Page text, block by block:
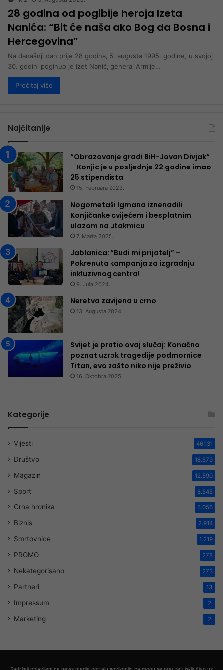
28 godina od pogibije heroja Izeta
Nanića: “Bit će naša ako Bog da Bosna i
Hercegovina”
Na današnji dan prije 28 godina, 5. augusta 1995. godine, u svojoj
30. godini poginuo je Izet Nanić, general Armije…
Pročitaj više
Najčitanije
“Obrazovanje gradi BiH-Jovan Divjak“
– Konjic je u posljednje 22 godine imao
25 ​​stipendista
15. Februara 2023.
Nogometaši Igmana iznenadili
Konjičanke cvijećem i besplatnim
ulazom na utakmicu
7. Marta 2025.
Jablanica: “Budi mi prijatelj” –
Pokrenuta kampanja za izgradnju
inkluzivnog centra!
9. Jula 2024.
Neretva zavijena u crno
13. Augusta 2024.
Svijet je pratio ovaj slučaj: Konačno
poznat uzrok tragedije podmornice
Titan, evo zašto niko nije preživio
16. Oktobra 2025.
Kategorije
Vijesti 46.131
Društvo 18.579
Magazin 12.590
Sport 8.545
Crna hronika 5.056
Biznis 2.914
Smrtovnice 1.219
PROMO 278
Nekategorisano 273
Partneri 13
Impressum 2
Marketing 2
Sadržaji objavljeni na news media portalu novikonjic.ba mogu se preuzeti isključivo uz